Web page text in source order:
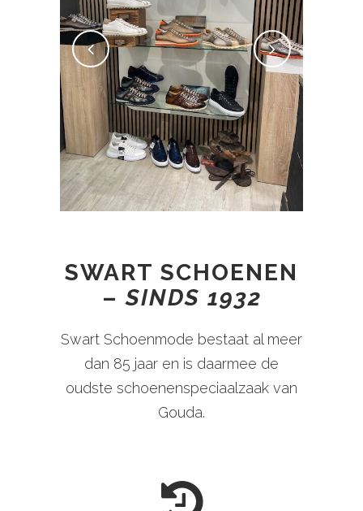
SWART SCHOENEN
–SINDS 1932
Swart Schoenmode bestaat al meer
dan 85 jaar en is daarmee de
oudste schoenenspeciaalzaak van
Gouda.